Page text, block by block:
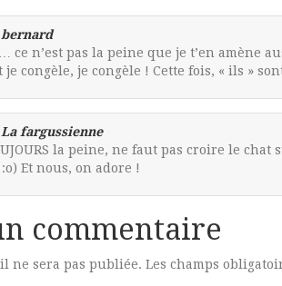
bernard
ce n’est pas la peine que je t’en amène
congèle, je congèle ! Cette fois, « ils »
La fargussienne
la peine, ne faut pas croire le chat
Et nous, on adore !
commentaire
ne sera pas publiée. Les champs